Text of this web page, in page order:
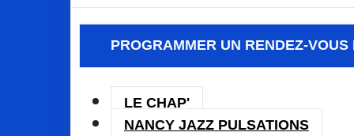
PROGRAMMER UN RENDEZ-VOUS
LE CHAP'
NANCY JAZZ PULSATIONS